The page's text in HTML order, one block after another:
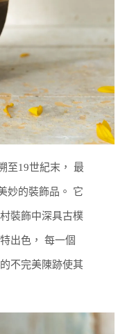
至19世紀末， 最
妙的裝飾品。 它
裝飾中深具古樸
出色， 每一個
不完美陳跡使其